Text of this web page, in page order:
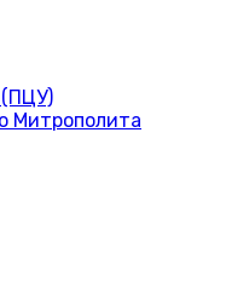
(ПЦУ)
Митрополита